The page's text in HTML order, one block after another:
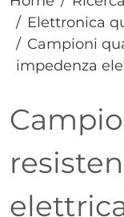
Elettronica
Campioni
impedenza